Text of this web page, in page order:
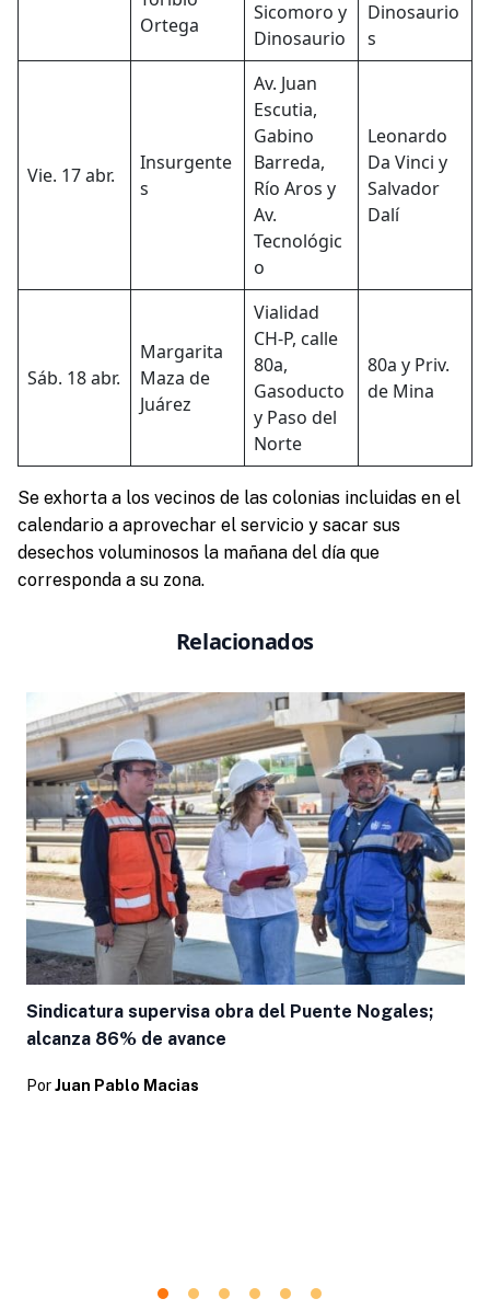
Ortega
Sicomoro y
Dinosaurio
Dinosaurio
s
Vie. 17 abr.
Insurgente
s
Av. Juan
Escutia,
Gabino
Barreda,
Río Aros y
Av.
Tecnológic
o
Leonardo
Da Vinci y
Salvador
Dalí
Sáb. 18 abr.
Margarita
Maza de
Juárez
Vialidad
CH-P, calle
80a,
Gasoducto
y Paso del
Norte
80a y Priv.
de Mina
Se exhorta a los vecinos de las colonias incluidas en el
calendario a aprovechar el servicio y sacar sus
desechos voluminosos la mañana del día que
corresponda a su zona.
Relacionados
Sindicatura supervisa obra del Puente Nogales;
alcanza 86% de avance
Por Juan Pablo Macias